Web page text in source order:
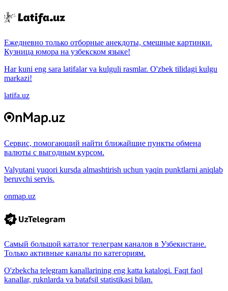
Ежедневно только отборные анекдоты, смешные картинки.
Кузница юмора на узбекском языке!
Har kuni eng sara latifalar va kulguli rasmlar. O'zbek tilidagi kulgu
markazi!
latifa.uz
Сервис, помогающий найти ближайшие пункты обмена
валюты с выгодным курсом.
Valyutani yuqori kursda almashtirish uchun yaqin punktlarni aniqlab
beruvchi servis.
onmap.uz
Самый большой каталог телеграм каналов в Узбекистане.
Только активные каналы по категориям.
O'zbekcha telegram kanallarining eng katta katalogi. Faqt faol
kanallar, ruknlarda va batafsil statistikasi bilan.